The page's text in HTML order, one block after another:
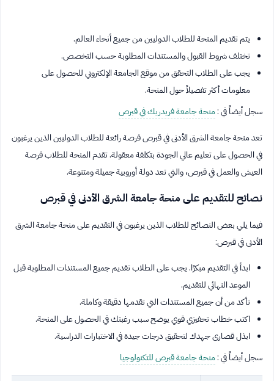
يتم تقديم المنحة للطلاب الدوليين من جميع أنحاء العالم.
تختلف شروط القبول والمستندات المطلوبة حسب التخصص.
يجب على الطلاب التحقق من موقع الجامعة الإلكتروني للحصول على
معلومات أكثر تفصيلاً حول المنحة.
سجل أيضاً في :منحة جامعة فريدريك في قبرص
تعد منحة جامعة الشرق الأدنى في قبرص فرصة رائعة للطلاب الدوليين الذين يرغبون
في الحصول على تعليم عالي الجودة بتكلفة معقولة. تقدم المنحة للطلاب فرصة
العيش والعمل في قبرص، والتي تعد دولة أوروبية جميلة ومتنوعة.
نصائح للتقديم على منحة جامعة الشرق الأدنى في قبرص
فيما يلي بعض النصائح للطلاب الذين يرغبون في التقديم على منحة جامعة الشرق
الأدنى في قبرص:
ابدأ في التقديم مبكرًا. يجب على الطلاب تقديم جميع المستندات المطلوبة قبل
الموعد النهائي للتقديم.
تأكد من أن جميع المستندات التي تقدمها دقيقة وكاملة.
اكتب خطاب تحفيزي قوي يوضح سبب رغبتك في الحصول على المنحة.
ابذل قصارى جهدك لتحقيق درجات جيدة في الاختبارات الدراسية.
سجل أيضاً في :منحة جامعة قبرص للتكنولوجيا